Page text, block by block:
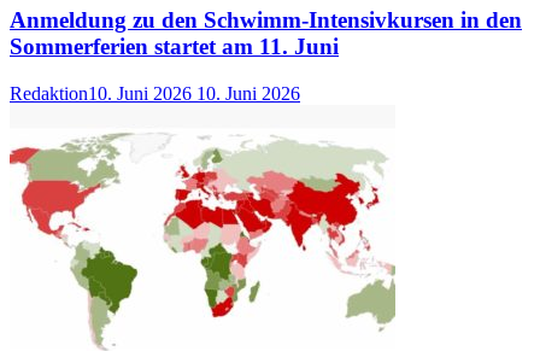
Anmeldung zu den Schwimm-Intensivkursen in den
Sommerferien startet am 11. Juni
Redaktion10. Juni 2026 10. Juni 2026